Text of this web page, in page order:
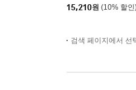
15,210원 (10% 할인
검색 페이지에서 선